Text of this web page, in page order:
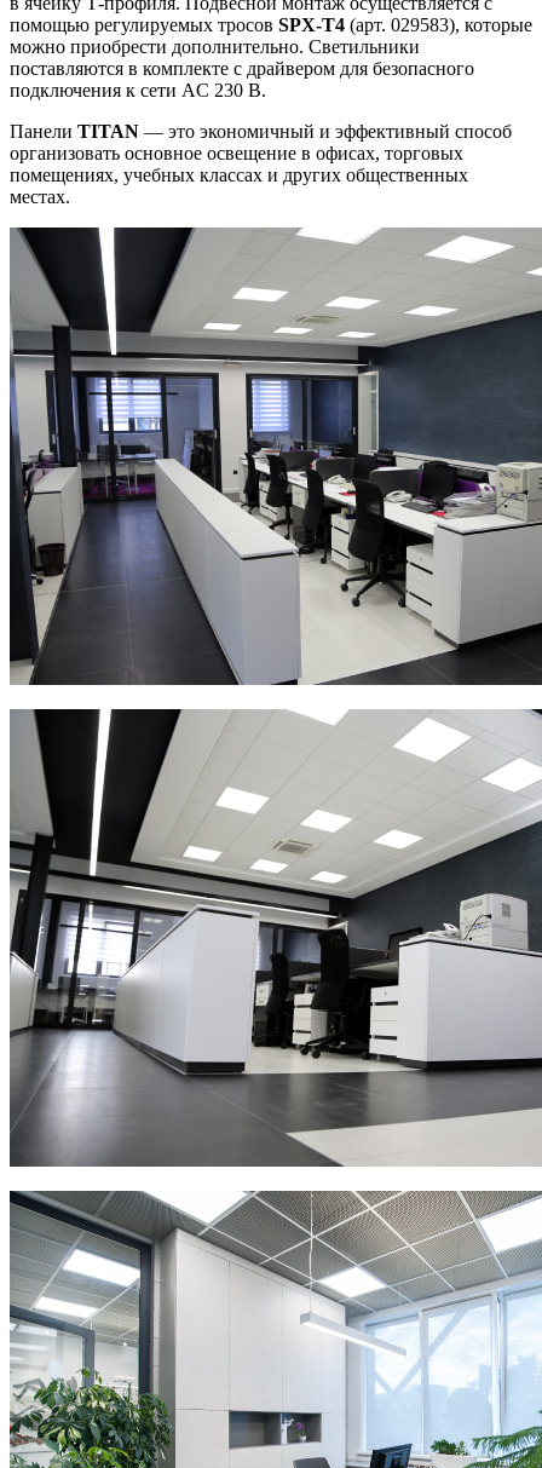
помощью регулируемых тросов SPX-T4 (арт. 029583), которые
можно приобрести дополнительно. Светильники
поставляются в комплекте с драйвером для безопасного
подключения к сети AC 230 В.
Панели TITAN — это экономичный и эффективный способ
организовать основное освещение в офисах, торговых
помещениях, учебных классах и других общественных
местах.